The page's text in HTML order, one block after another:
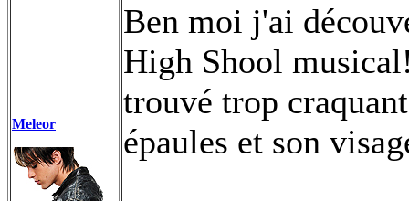
Meleor
Ben moi j'ai
High Shool
trouvé trop
épaules et son